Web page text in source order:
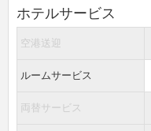
ホテルサービス
空港送迎
ルームサービス
両替サービス